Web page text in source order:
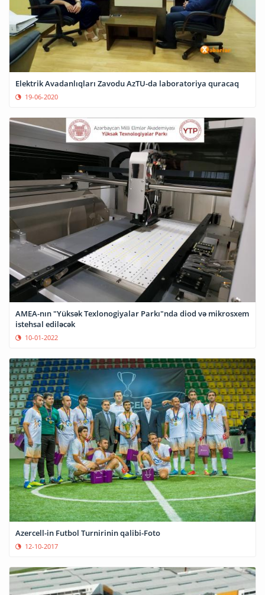
Elektrik Avadanlıqları Zavodu AzTU-da laboratoriya quracaq
19-06-2020
AMEA-nın "Yüksək Texlonogiyalar Parkı"nda diod və mikrosxem
istehsal ediləcək
10-01-2022
Azercell-in Futbol Turnirinin qalibi-Foto
12-10-2017